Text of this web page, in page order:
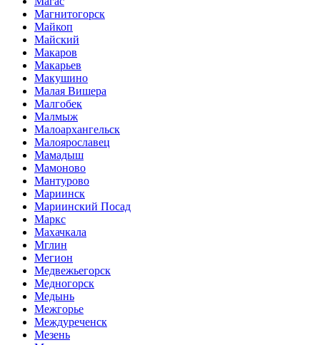
Магнитогорск
Майкоп
Майский
Макаров
Макарьев
Макушино
Малая Вишера
Малгобек
Малмыж
Малоархангельск
Малоярославец
Мамадыш
Мамоново
Мантурово
Мариинск
Мариинский Посад
Маркс
Махачкала
Мглин
Мегион
Медвежьегорск
Медногорск
Медынь
Межгорье
Междуреченск
Мезень